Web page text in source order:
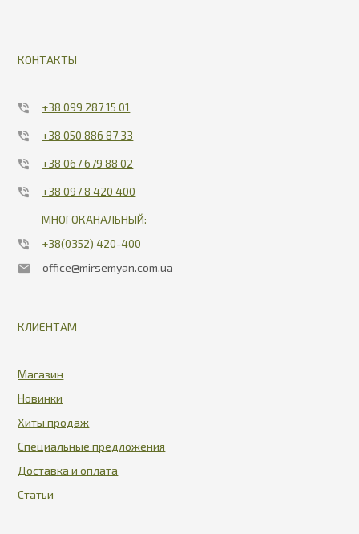
КОНТАКТЫ
+38 099 287 15 01
+38 050 886 87 33
+38 067 679 88 02
+38 097 8 420 400
МНОГОКАНАЛЬНЫЙ:
+38(0352) 420-400
office@mirsemyan.com.ua
КЛИЕНТАМ
Магазин
Новинки
Хиты продаж
Специальные предложения
Доставка и оплата
Статьи